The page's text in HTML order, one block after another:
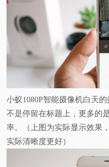
小蚁1080P智能摄像机白天
不是停留在标题上，更多的
率。（上图为实际显示效果
实际清晰度更好）